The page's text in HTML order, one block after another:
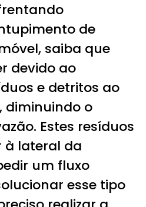
de
saiba que
devido ao
e detritos ao
diminuindo o
Estes resíduos
à lateral da
um fluxo
esse tipo